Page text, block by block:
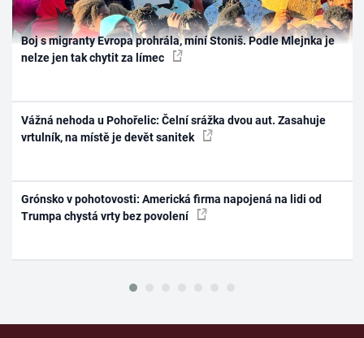
Boj s migranty Evropa prohrála, míní Stoniš. Podle Mlejnka je
nelze jen tak chytit za límec
Vážná nehoda u Pohořelic: Čelní srážka dvou aut. Zasahuje
vrtulník, na místě je devět sanitek
Grónsko v pohotovosti: Americká firma napojená na lidi od
Trumpa chystá vrty bez povolení